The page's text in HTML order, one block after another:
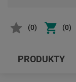
(0) (0)
PRODUKTY